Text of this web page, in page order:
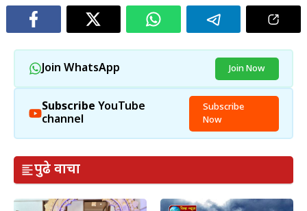
Join WhatsApp Join Now
Subscribe YouTube
channel
Subscribe
Now
पुढे वाचा